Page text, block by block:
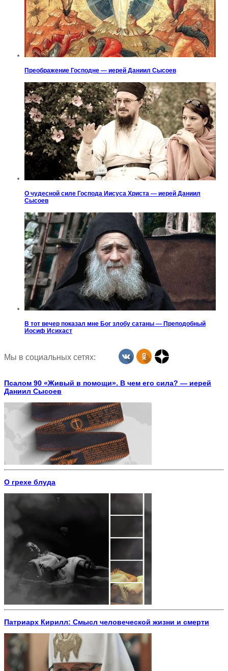
Преображение Господне — иерей Даниил Сысоев
О чудесной силе Господа Иисуса Христа — иерей Даниил
Сысоев
В тот вечер показал мне Бог злобу сатаны — Преподобный
Иосиф Исихаст
Мы в социальных сетях:
Псалом 90 «Живый в помощи». В чем его сила? — иерей
Даниил Сысоев
О грехе блуда
Патриарх Кирилл: Смысл человеческой жизни и смерти